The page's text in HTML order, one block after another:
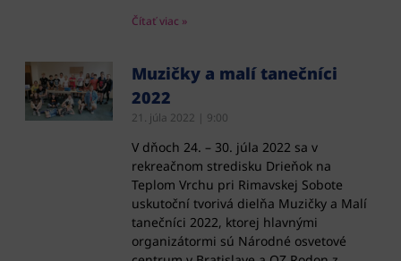
Čítať viac »
Muzičky a malí tanečníci
2022
21. júla 2022 9:00
V dňoch 24. – 30. júla 2022 sa v
rekreačnom stredisku Drieňok na
Teplom Vrchu pri Rimavskej Sobote
uskutoční tvorivá dielňa Muzičky a Malí
tanečníci 2022, ktorej hlavnými
organizátormi sú Národné osvetové